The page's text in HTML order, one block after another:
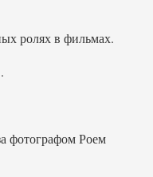
ролях в фильмах.
фотографом Роем